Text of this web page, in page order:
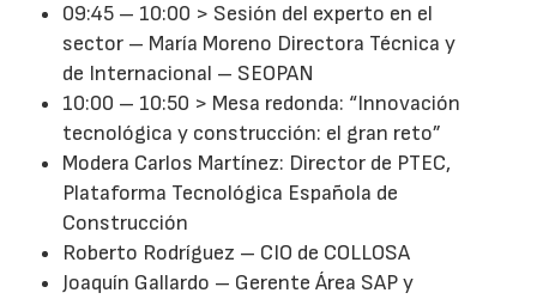
09:45 – 10:00 > Sesión del experto en el
sector – María Moreno Directora Técnica y
de Internacional – SEOPAN
10:00 – 10:50 > Mesa redonda: “Innovación
tecnológica y construcción: el gran reto”
Modera Carlos Martínez: Director de PTEC,
Plataforma Tecnológica Española de
Construcción
Roberto Rodríguez – CIO de COLLOSA
Joaquín Gallardo – Gerente Área SAP y